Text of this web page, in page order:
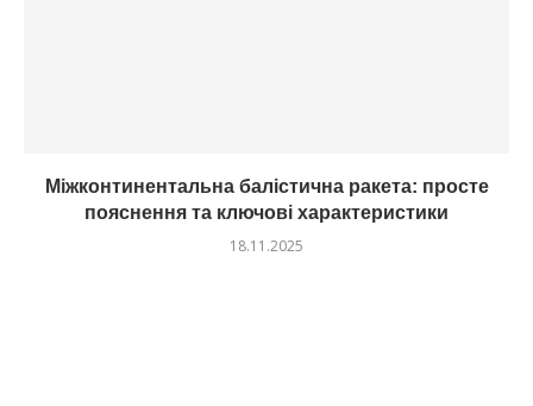
Міжконтинентальна балістична ракета: просте
пояснення та ключові характеристики
18.11.2025